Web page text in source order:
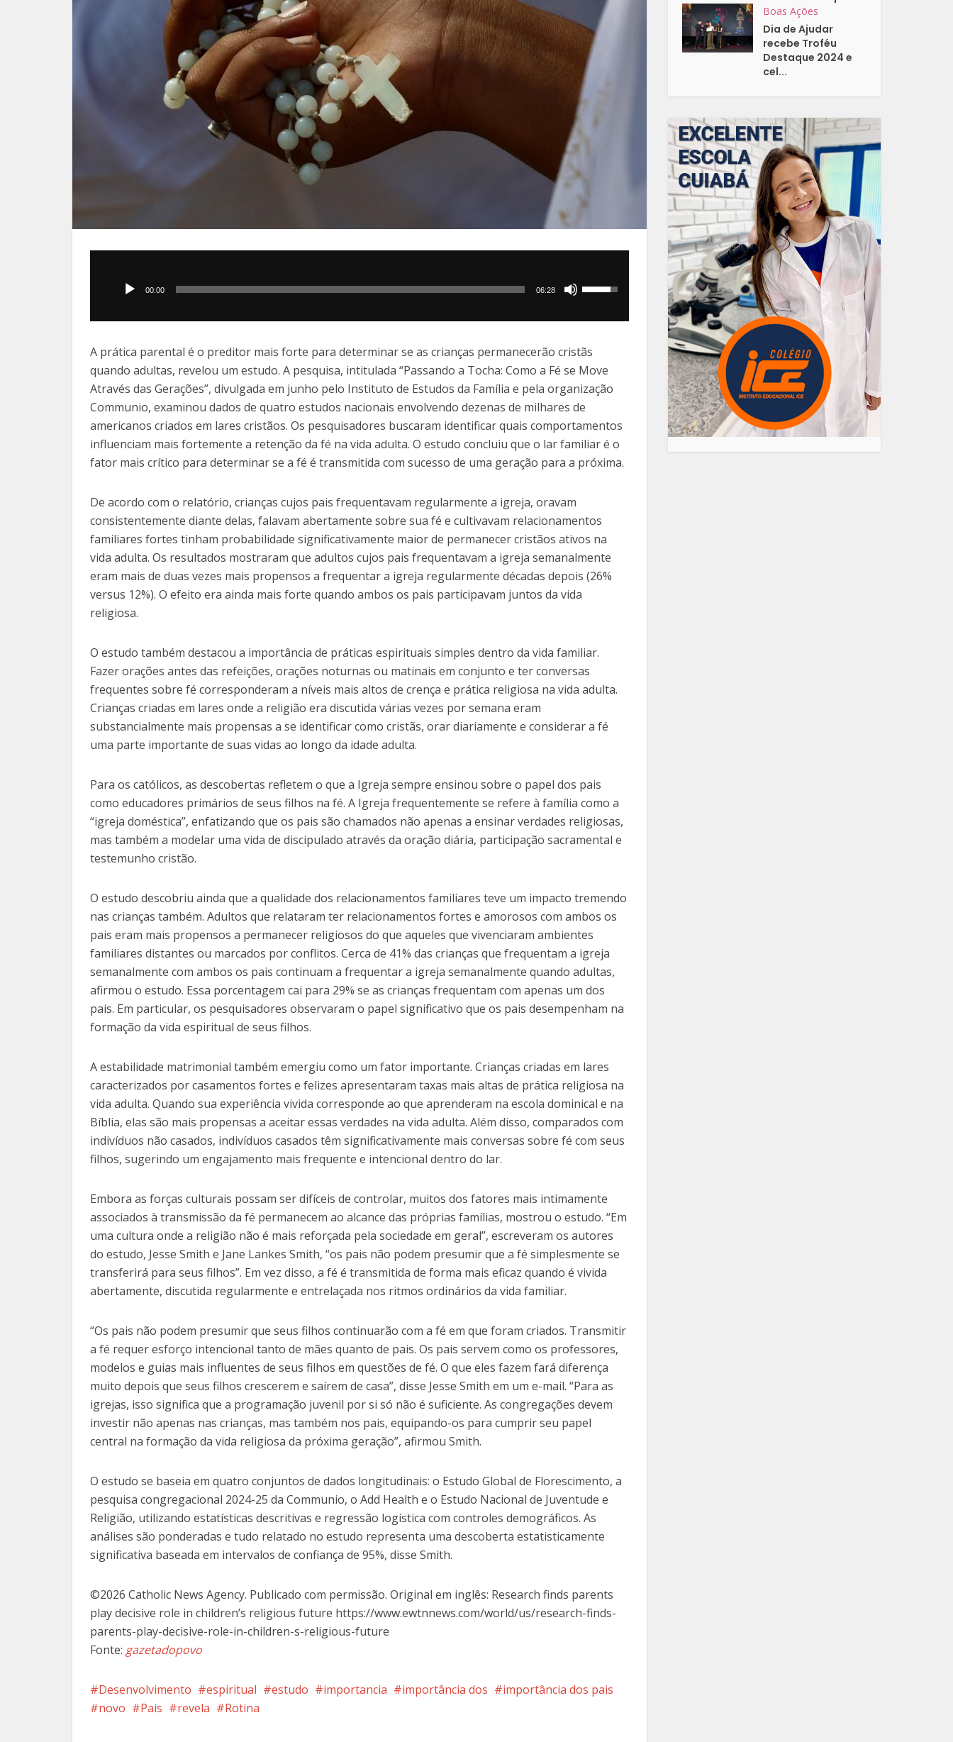
00:00 06:28
setas
cima
ou
para
baixo
para
aumentar
ou
volume.
A prática parental é o preditor mais forte para determinar se as crianças permanecerão cristãs
quando adultas, revelou um estudo. A pesquisa, intitulada “Passando a Tocha: Como a Fé se Move
Através das Gerações”, divulgada em junho pelo Instituto de Estudos da Família e pela organização
Communio, examinou dados de quatro estudos nacionais envolvendo dezenas de milhares de
americanos criados em lares cristãos. Os pesquisadores buscaram identificar quais comportamentos
influenciam mais fortemente a retenção da fé na vida adulta. O estudo concluiu que o lar familiar é o
fator mais crítico para determinar se a fé é transmitida com sucesso de uma geração para a próxima.
De acordo com o relatório, crianças cujos pais frequentavam regularmente a igreja, oravam
consistentemente diante delas, falavam abertamente sobre sua fé e cultivavam relacionamentos
familiares fortes tinham probabilidade significativamente maior de permanecer cristãos ativos na
vida adulta. Os resultados mostraram que adultos cujos pais frequentavam a igreja semanalmente
eram mais de duas vezes mais propensos a frequentar a igreja regularmente décadas depois (26%
versus 12%). O efeito era ainda mais forte quando ambos os pais participavam juntos da vida
religiosa.
O estudo também destacou a importância de práticas espirituais simples dentro da vida familiar.
Fazer orações antes das refeições, orações noturnas ou matinais em conjunto e ter conversas
frequentes sobre fé corresponderam a níveis mais altos de crença e prática religiosa na vida adulta.
Crianças criadas em lares onde a religião era discutida várias vezes por semana eram
substancialmente mais propensas a se identificar como cristãs, orar diariamente e considerar a fé
uma parte importante de suas vidas ao longo da idade adulta.
Para os católicos, as descobertas refletem o que a Igreja sempre ensinou sobre o papel dos pais
como educadores primários de seus filhos na fé. A Igreja frequentemente se refere à família como a
“igreja doméstica”, enfatizando que os pais são chamados não apenas a ensinar verdades religiosas,
mas também a modelar uma vida de discipulado através da oração diária, participação sacramental e
testemunho cristão.
O estudo descobriu ainda que a qualidade dos relacionamentos familiares teve um impacto tremendo
nas crianças também. Adultos que relataram ter relacionamentos fortes e amorosos com ambos os
pais eram mais propensos a permanecer religiosos do que aqueles que vivenciaram ambientes
familiares distantes ou marcados por conflitos. Cerca de 41% das crianças que frequentam a igreja
semanalmente com ambos os pais continuam a frequentar a igreja semanalmente quando adultas,
afirmou o estudo. Essa porcentagem cai para 29% se as crianças frequentam com apenas um dos
pais. Em particular, os pesquisadores observaram o papel significativo que os pais desempenham na
formação da vida espiritual de seus filhos.
A estabilidade matrimonial também emergiu como um fator importante. Crianças criadas em lares
caracterizados por casamentos fortes e felizes apresentaram taxas mais altas de prática religiosa na
vida adulta. Quando sua experiência vivida corresponde ao que aprenderam na escola dominical e na
Bíblia, elas são mais propensas a aceitar essas verdades na vida adulta. Além disso, comparados com
indivíduos não casados, indivíduos casados têm significativamente mais conversas sobre fé com seus
filhos, sugerindo um engajamento mais frequente e intencional dentro do lar.
Embora as forças culturais possam ser difíceis de controlar, muitos dos fatores mais intimamente
associados à transmissão da fé permanecem ao alcance das próprias famílias, mostrou o estudo. “Em
uma cultura onde a religião não é mais reforçada pela sociedade em geral”, escreveram os autores
do estudo, Jesse Smith e Jane Lankes Smith, “os pais não podem presumir que a fé simplesmente se
transferirá para seus filhos”. Em vez disso, a fé é transmitida de forma mais eficaz quando é vivida
abertamente, discutida regularmente e entrelaçada nos ritmos ordinários da vida familiar.
“Os pais não podem presumir que seus filhos continuarão com a fé em que foram criados. Transmitir
a fé requer esforço intencional tanto de mães quanto de pais. Os pais servem como os professores,
modelos e guias mais influentes de seus filhos em questões de fé. O que eles fazem fará diferença
muito depois que seus filhos crescerem e saírem de casa”, disse Jesse Smith em um e-mail. “Para as
igrejas, isso significa que a programação juvenil por si só não é suficiente. As congregações devem
investir não apenas nas crianças, mas também nos pais, equipando-os para cumprir seu papel
central na formação da vida religiosa da próxima geração”, afirmou Smith.
O estudo se baseia em quatro conjuntos de dados longitudinais: o Estudo Global de Florescimento, a
pesquisa congregacional 2024-25 da Communio, o Add Health e o Estudo Nacional de Juventude e
Religião, utilizando estatísticas descritivas e regressão logística com controles demográficos. As
análises são ponderadas e tudo relatado no estudo representa uma descoberta estatisticamente
significativa baseada em intervalos de confiança de 95%, disse Smith.
©2026 Catholic News Agency. Publicado com permissão. Original em inglês: Research finds parents
play decisive role in children’s religious future https://www.ewtnnews.com/world/us/research-finds-
parents-play-decisive-role-in-children-s-religious-future
Fonte: gazetadopovo
Desenvolvimento espiritual estudo importancia importância dos
importância dos pais
novo
Pais revela Rotina
Boas Ações
Dia de Ajudar
recebe Troféu
Destaque 2024 e
cel...